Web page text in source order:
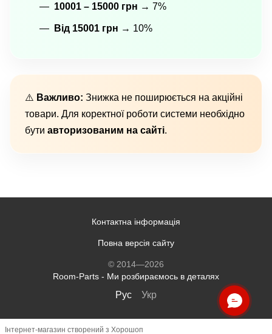
10001 – 15000 грн → 7%
Від 15001 грн → 10%
⚠️ Важливо: Знижка не поширюється на акційні
товари. Для коректної роботи системи необхідно
бути авторизованим на сайті.
Контактна інформація
Повна версія сайту
© 2014—2026
Room-Parts - Ми розбираємось в деталях
Рус Укр
Інтернет-магазин створений з Хорошоп